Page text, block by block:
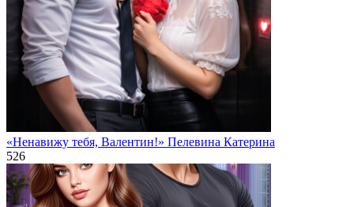
«Ненавижу тебя, Валентин!» Пелевина Катерина
526